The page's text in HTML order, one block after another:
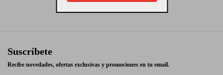
Suscríbete
Recibe novedades, ofertas exclusivas y promociones en tu email.